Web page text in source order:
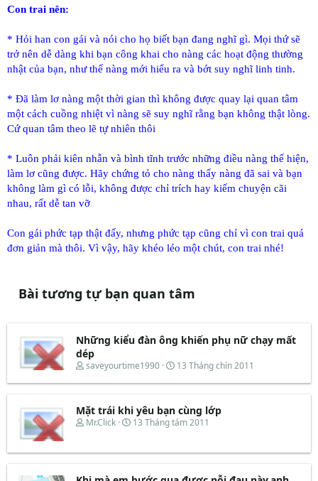
Con trai nên:
* Hỏi han con gái và nói cho họ biết bạn đang nghĩ gì. Mọi thứ sẽ
trở nên dễ dàng khi bạn công khai cho nàng các hoạt động thường
nhật của bạn, như thế nàng mới hiểu ra và bớt suy nghĩ linh tinh.
* Đã làm lơ nàng một thời gian thì không được quay lại quan tâm
một cách cuồng nhiệt vì nàng sẽ suy nghĩ rằng bạn không thật lòng.
Cứ quan tâm theo lẽ tự nhiên thôi
* Luôn phải kiên nhẫn và bình tĩnh trước những điều nàng thể hiện,
làm lơ cũng được. Hãy chứng tỏ cho nàng thấy nàng đã sai và bạn
không làm gì có lỗi, không được chỉ trích hay kiếm chuyện cãi
nhau, rất dễ tan vỡ
Con gái phức tạp thật đấy, nhưng phức tạp cũng chỉ vì con trai quá
đơn giản mà thôi. Vì vậy, hãy khéo léo một chút, con trai nhé!
Bài tương tự bạn quan tâm
Những kiểu đàn ông khiến phụ nữ chạy mất
dép
T
r
a
d
a
t
saveyourtime1990
N
à
b
ắ
ầ
13 Tháng chín 2011
Mặt trái khi yêu bạn cùng lớp
T
e
Mr.Click
N
y
13 Tháng tám 2011